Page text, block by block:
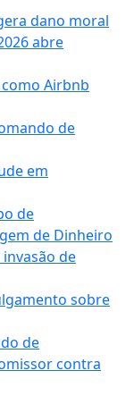
dano moral
abre
Airbnb
de
em
de
de Dinheiro
de
sobre
de
contra